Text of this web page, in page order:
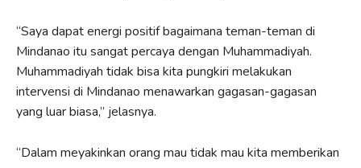
“Saya dapat energi positif bagaimana teman-teman di
Mindanao itu sangat percaya dengan Muhammadiyah.
Muhammadiyah tidak bisa kita pungkiri melakukan
intervensi di Mindanao menawarkan gagasan-gagasan
yang luar biasa,” jelasnya.
“Dalam meyakinkan orang mau tidak mau kita memberikan